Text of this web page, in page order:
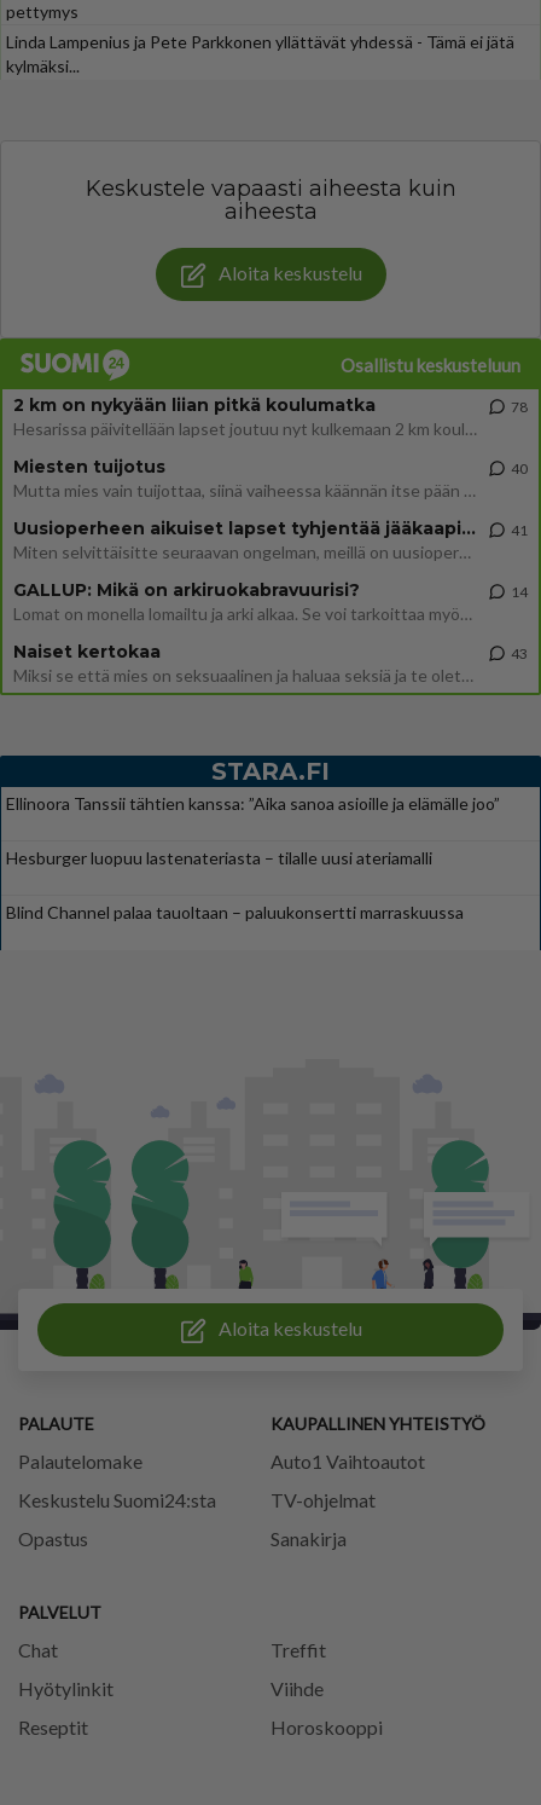
pettymys
Linda Lampenius ja Pete Parkkonen yllättävät yhdessä - Tämä ei jätä
kylmäksi...
Keskustele vapaasti aiheesta kuin
aiheesta
Aloita keskustelu
Osallistu keskusteluun
2 km on nykyään liian pitkä koulumatka
Hesarissa päivitellään lapset joutuu nyt kulkemaan 2 km kouluun jösses. Ruostefillarilla tuo matka menee vaikka miten äk
78
Miesten tuijotus
Mutta mies vain tuijottaa, siinä vaiheessa käännän itse pään pois. Mikä juttu? Yleensä jos joku tuijottaa tai katsoo, hä
40
Uusioperheen aikuiset lapset tyhjentää jääkaapin käydessään
Miten selvittäisitte seuraavan ongelman, meillä on uusioperhe, minulla teini-ikäiset lapset ja puolisolla aikuiset, jotk
41
GALLUP: Mikä on arkiruokabravuurisi?
Lomat on monella lomailtu ja arki alkaa. Se voi tarkoittaa myös sitä, että grillailut on grillattu ja palataan arjen ruo
14
Naiset kertokaa
Miksi se että mies on seksuaalinen ja haluaa seksiä ja te olette hänen mielestänne haluttava on vastenmielistä? Mikä sii
43
STARA.FI
Ellinoora Tanssii tähtien kanssa: ”Aika sanoa asioille ja elämälle joo”
Hesburger luopuu lastenateriasta – tilalle uusi ateriamalli
Blind Channel palaa tauoltaan – paluukonsertti marraskuussa
Aloita keskustelu
PALAUTE
Palautelomake
Keskustelu Suomi24:sta
Opastus
PALVELUT
Chat
Treffit
Hyötylinkit
Viihde
Reseptit
Horoskooppi
KAUPALLINEN YHTEISTYÖ
Auto1 Vaihtoautot
TV-ohjelmat
Sanakirja